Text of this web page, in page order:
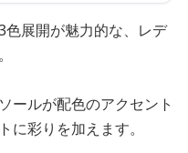
展開が魅力的な、レデ
ールが配色のアクセント
に彩りを加えます。